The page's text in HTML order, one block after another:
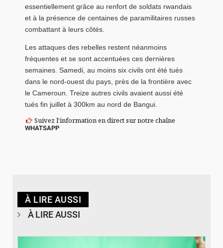
essentiellement grâce au renfort de soldats rwandais
et à la présence de centaines de paramilitaires russes
combattant à leurs côtés.
Les attaques des rebelles restent néanmoins
fréquentes et se sont accentuées ces dernières
semaines. Samedi, au moins six civils ont été tués
dans le nord-ouest du pays, près de la frontière avec
le Cameroun. Treize autres civils avaient aussi été
tués fin juillet à 300km au nord de Bangui.
Suivez l'information en direct sur notre chaîne
WHATSAPP
À LIRE AUSSI
À LIRE AUSSI